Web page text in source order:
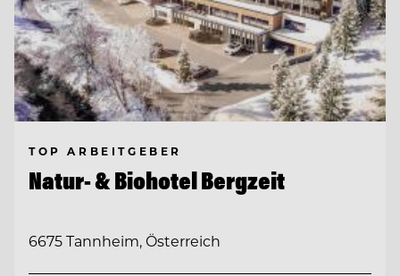
TOP ARBEITGEBER
Natur- & Biohotel Bergzeit
6675 Tannheim, Österreich